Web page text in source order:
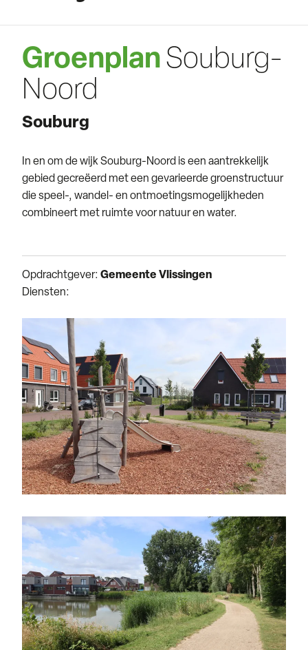
Groenplan Souburg-
Noord
Souburg
In en om de wijk Souburg-Noord is een aantrekkelijk
gebied gecreëerd met een gevarieerde groenstructuur
die speel-, wandel- en ontmoetingsmogelijkheden
combineert met ruimte voor natuur en water.
Opdrachtgever: Gemeente Vlissingen
Diensten: